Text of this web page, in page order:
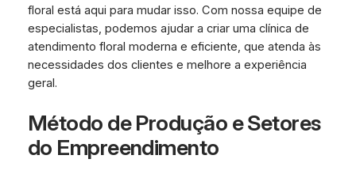
floral está aqui para mudar isso. Com nossa equipe de
especialistas, podemos ajudar a criar uma clínica de
atendimento floral moderna e eficiente, que atenda às
necessidades dos clientes e melhore a experiência
geral.
Método de Produção e Setores
do Empreendimento